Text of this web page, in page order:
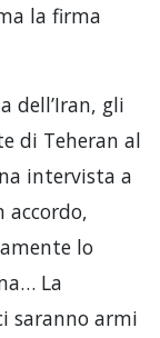
la firma
dell’Iran, gli
di Teheran al
intervista a
accordo,
lo
La
saranno armi